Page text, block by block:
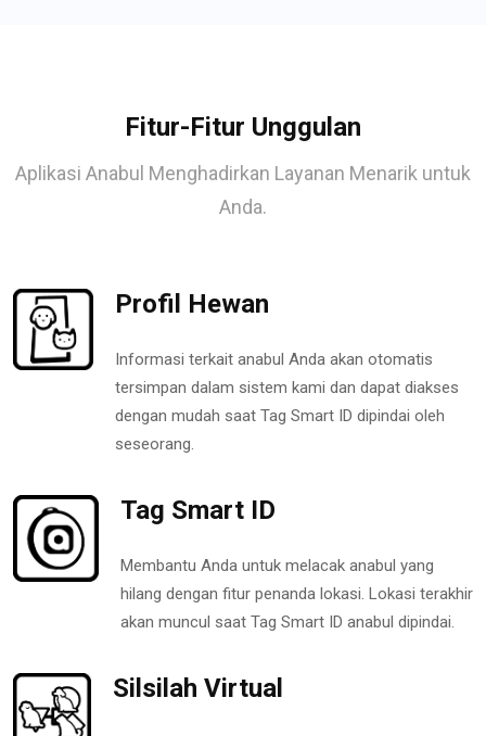
Fitur-Fitur Unggulan
Aplikasi Anabul Menghadirkan Layanan Menarik untuk
Anda.
Profil Hewan
Informasi terkait anabul Anda akan otomatis
tersimpan dalam sistem kami dan dapat diakses
dengan mudah saat Tag Smart ID dipindai oleh
seseorang.
Tag Smart ID
Membantu Anda untuk melacak anabul yang
hilang dengan fitur penanda lokasi. Lokasi terakhir
akan muncul saat Tag Smart ID anabul dipindai.
Silsilah Virtual